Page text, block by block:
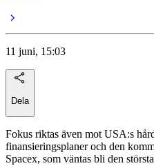
11 juni, 15:03
Dela
Fokus riktas även mot USA:s
finansieringsplaner och den
Spacex, som väntas bli den